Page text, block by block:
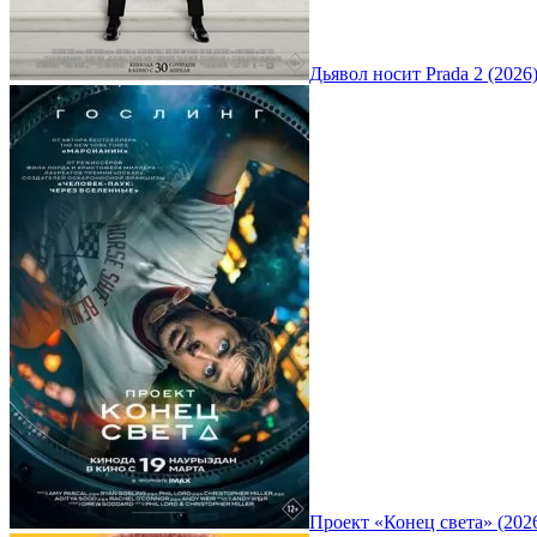
Дьявол носит Prada 2 (2026)
Проект «Конец света»